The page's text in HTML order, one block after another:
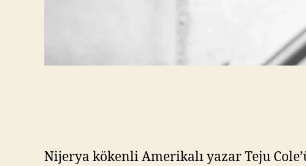
Nijerya kökenli Amerikalı yazar Teju